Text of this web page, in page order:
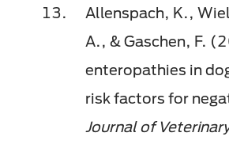
Allenspach, K.,
A., & Gaschen, F.
enteropathies in
risk factors for
Journal of